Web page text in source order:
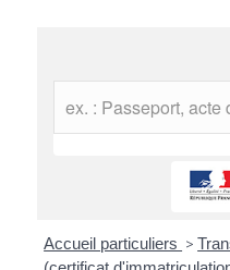
Accueil particuliers >